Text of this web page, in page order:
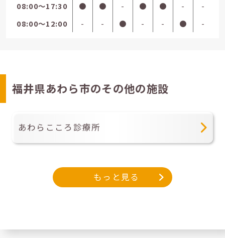
08:00〜17:30 ● ● - ● ● -
-
08:00〜12:00
- - ● - - ● -
福井県あわら市のその他の施設
あわらこころ診療所
もっと見る